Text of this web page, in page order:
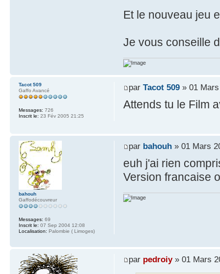
Et le nouveau jeu
Je vous conseille
par Tacot 509» 01 Mars
Attends tu le Film
Tacot 509
Gaffo Avancé
Messages: 726
Inscrit le: 23 Fév 2005 21:25
par bahouh» 01 Mars
euh j'ai rien
Version francaise
bahouh
Gaffodécouvreur
Messages: 69
Inscrit le: 07 Sep 2004 12:08
Localisation: Palombie ( Limoges)
par pedroiy» 01 Mars